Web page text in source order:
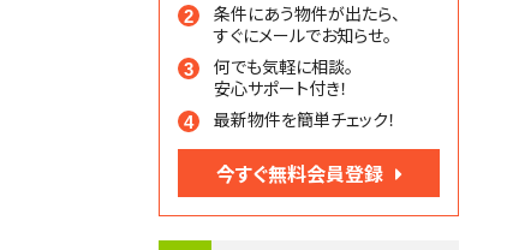
条件にあう物件が出たら、
すぐにメールでお知らせ。
何でも気軽に相談。
安心サポート付き！
最新物件を簡単チェック！
今すぐ無料会員登録